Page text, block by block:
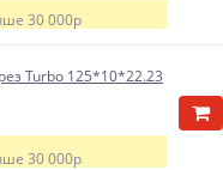
30 000р
Turbo 125*10*22.23
30 000р